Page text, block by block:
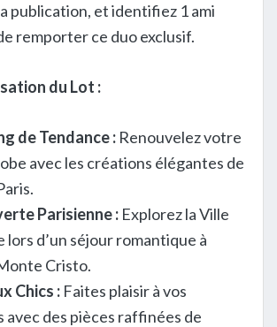
publication, et identifiez 1 ami
remporter ce duo exclusif.
du Lot :
de Tendance : Renouvelez votre
avec les créations élégantes de
Parisienne : Explorez la Ville
lors d’un séjour romantique à
Cristo.
Chics : Faites plaisir à vos
avec des pièces raffinées de